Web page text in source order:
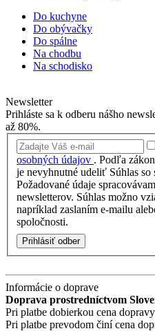
Do kuchyne
Do obývačky
Do spálne
Na chodbu
Na schodisko
Newsletter
Prihláste sa k odberu nášho
až 80%.
osobných údajov . Podľa
je nevyhnutné udeliť Súhlas so
Požadované údaje
newsletterov. Súhlas možno
napríklad zaslaním e-mailu
spoločnosti.
Prihlásiť odber
Informácie o doprave
Doprava prostredníctvom
Pri platbe dobierkou cena
Pri platbe prevodom činí cena